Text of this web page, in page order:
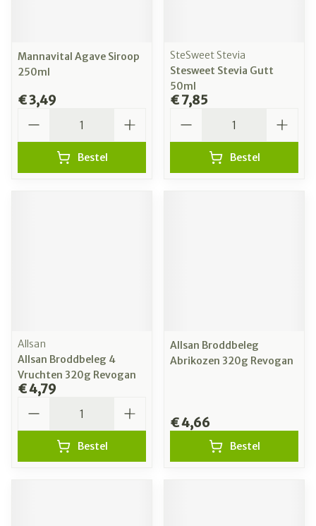
Mannavital Agave Siroop
250ml
€ 3,49
Bestel
SteSweet Stevia
Stesweet Stevia Gutt
50ml
€ 7,85
Bestel
Allsan
Allsan Broddbeleg 4
Vruchten 320g Revogan
€ 4,79
Bestel
Allsan Broddbeleg
Abrikozen 320g Revogan
€ 4,66
Bestel